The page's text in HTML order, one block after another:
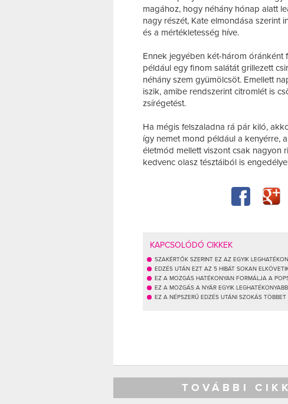
magához, hogy néhány hónap alatt
nagy részét, Kate elmondása szerint
és a mértékletesség híve.
Ennek jegyében két-három óránként
például egy finom salátát grillezett
néhány szem gyümölcsöt. Emellett
iszik, amibe rendszerint citromlét is
zsírégetést.
Ha mégis felszaladna rá pár kiló,
így nemet mond például a kenyérre,
életmód mellett viszont csak nagyon
kedvenc olasz tésztáiból is
KAPCSOLÓDÓ CIKKEK
SZAKÉRTŐK SZERINT EZ AZ EGYIK
EDZÉS UTÁN EZT AZ 5 HIBÁT SOKAN
EZ A MOZGÁS HATÉKONYAN FORMÁLJA A
EZ A MOZGÁS A NYÁR EGYIK
EZ A NÉPSZERŰ EDZÉS UTÁNI SZOKÁS
TOVÁBBI